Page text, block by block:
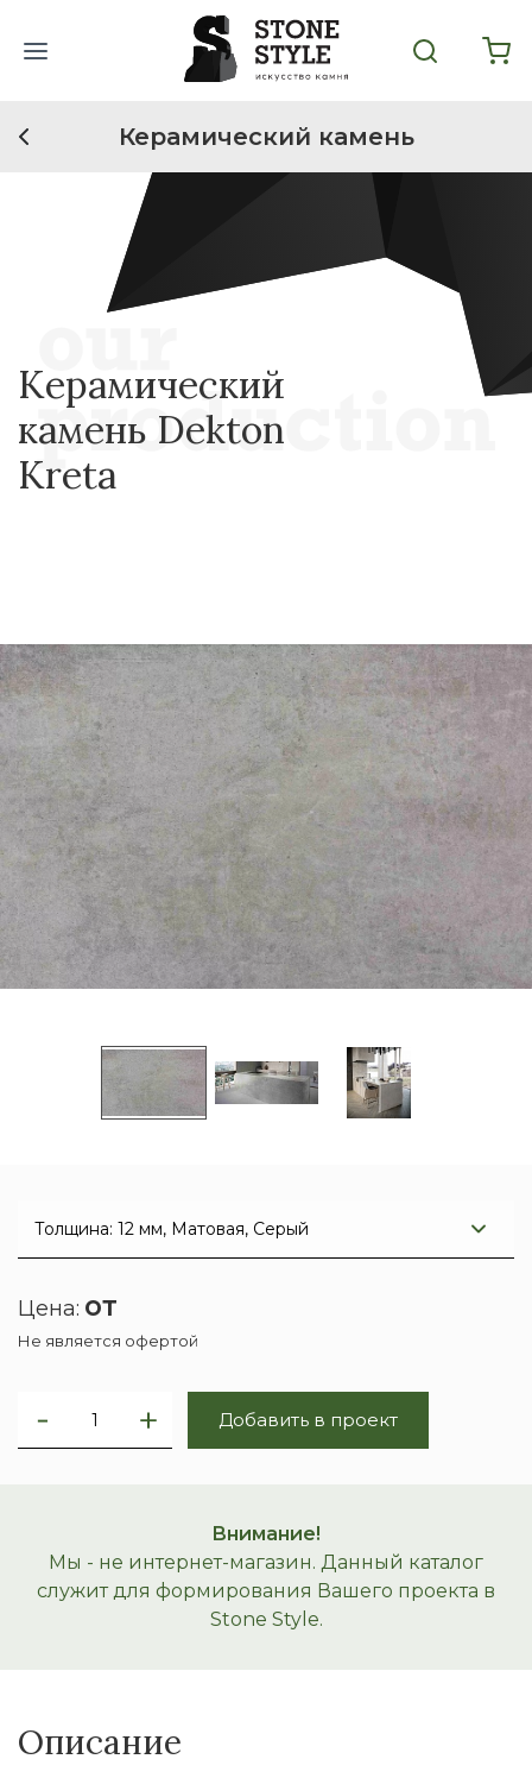
Керамический камень
Керамический
камень Dekton
Kreta
Цена: от
Не является офертой
Добавить в проект
Внимание!
Мы - не интернет-магазин. Данный каталог
служит для формирования Вашего проекта в
Stone Style.
Описание